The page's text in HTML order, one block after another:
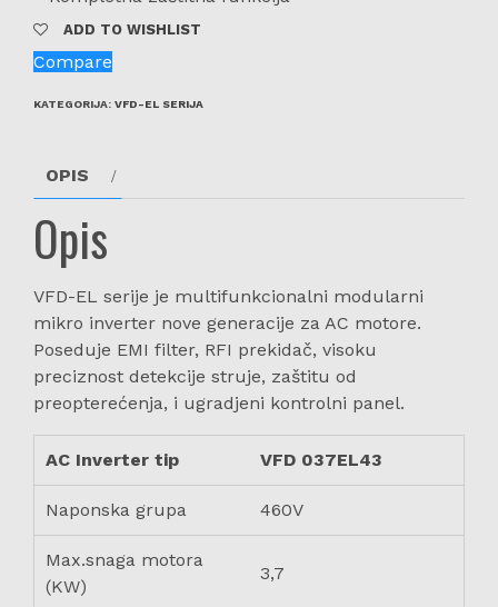
ADD TO WISHLIST
Compare
KATEGORIJA: VFD-EL SERIJA
OPIS
Opis
VFD-EL serije je multifunkcionalni modularni
mikro inverter nove generacije za AC motore.
Poseduje EMI filter, RFI prekidač, visoku
preciznost detekcije struje, zaštitu od
preopterećenja, i ugradjeni kontrolni panel.
AC Inverter tip VFD 037EL43
Naponska grupa 460V
Max.snaga motora
(KW)
3,7